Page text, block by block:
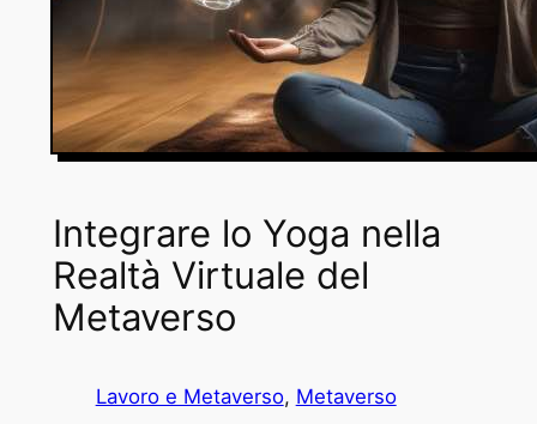
Integrare lo Yoga nella
Realtà Virtuale del
Metaverso
Lavoro e Metaverso, Metaverso